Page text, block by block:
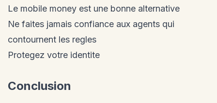
Le mobile money est une bonne alternative
Ne faites jamais confiance aux agents qui
contournent les regles
Protegez votre identite
Conclusion